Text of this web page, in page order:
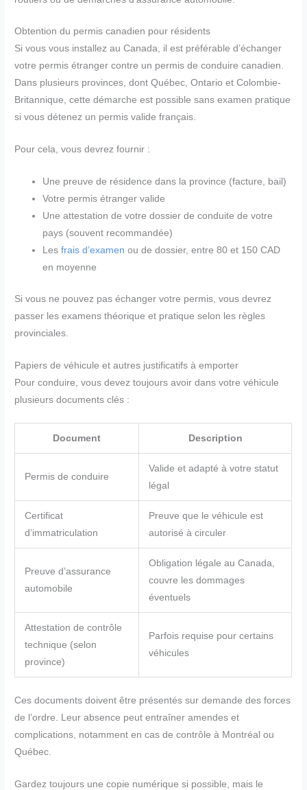
Obtention du permis canadien pour résidents
Si vous vous installez au Canada, il est préférable d’échanger
votre permis étranger contre un permis de conduire canadien.
Dans plusieurs provinces, dont Québec, Ontario et Colombie-
Britannique, cette démarche est possible sans examen pratique
si vous détenez un permis valide français.
Pour cela, vous devrez fournir :
Une preuve de résidence dans la province (facture, bail)
Votre permis étranger valide
Une attestation de votre dossier de conduite de votre
pays (souvent recommandée)
Lesfrais d’examen ou de dossier, entre 80 et 150 CAD
en moyenne
Si vous ne pouvez pas échanger votre permis, vous devrez
passer les examens théorique et pratique selon les règles
provinciales.
Papiers de véhicule et autres justificatifs à emporter
Pour conduire, vous devez toujours avoir dans votre véhicule
plusieurs documents clés :
Document Description
Permis de conduire
Valide et adapté à votre statut
légal
Certificat
d’immatriculation
Preuve que le véhicule est
autorisé à circuler
Preuve d’assurance
automobile
Obligation légale au Canada,
couvre les dommages
éventuels
Attestation de contrôle
technique (selon
province)
Parfois requise pour certains
véhicules
Ces documents doivent être présentés sur demande des forces
de l’ordre. Leur absence peut entraîner amendes et
complications, notamment en cas de contrôle à Montréal ou
Québec.
Gardez toujours une copie numérique si possible, mais le